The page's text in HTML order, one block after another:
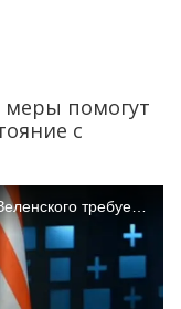
меры помогут
с